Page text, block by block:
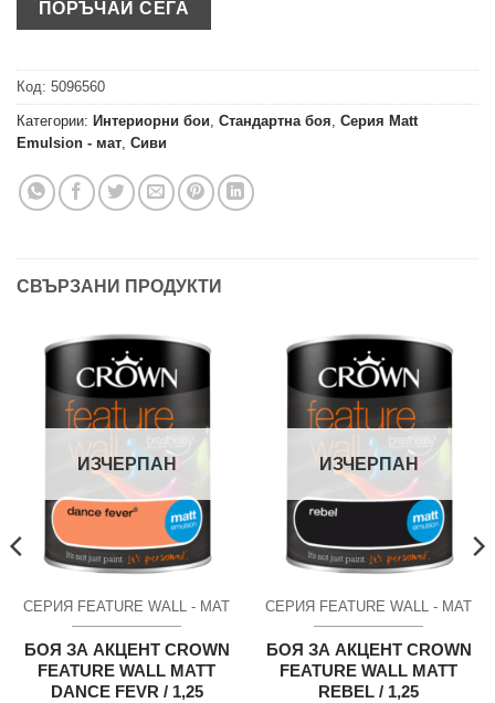
Код: 5096560
Категории: Интериорни бои Стандартна боя Серия Matt
Emulsion - мат Сиви
СВЪРЗАНИ ПРОДУКТИ
ИЗЧЕРПАН
СЕРИЯ FEATURE WALL - МАТ
БОЯ ЗА АКЦЕНТ CROWN
FEATURE WALL MATT
DANCE FEVR / 1,25
ИЗЧЕРПАН
СЕРИЯ FEATURE WALL - МАТ
БОЯ ЗА АКЦЕНТ CROWN
FEATURE WALL MATT
REBEL / 1,25